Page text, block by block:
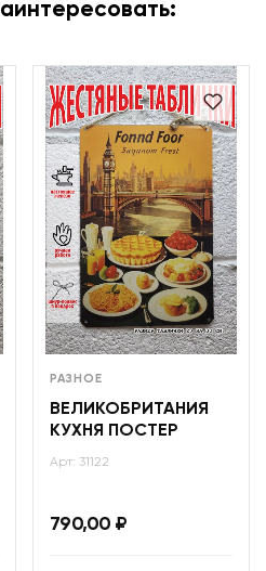
РАЗНОЕ
ВЕЛИКОБРИТАНИЯ
КУХНЯ ПОСТЕР
Арт: 31122
790,00 ₽